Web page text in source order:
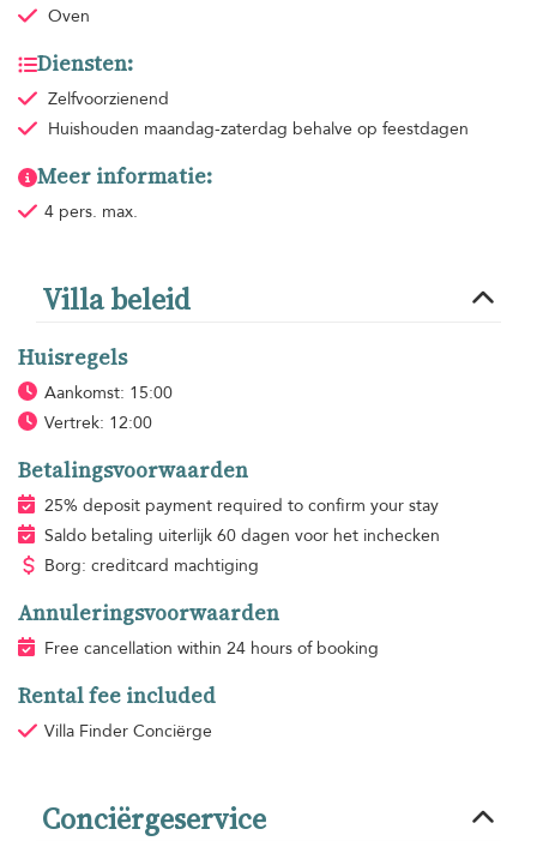
Oven
Diensten:
Zelfvoorzienend
Huishouden maandag-zaterdag behalve op feestdagen
Meer informatie:
4 pers. max.
Villa beleid
Huisregels
Aankomst: 15:00
Vertrek: 12:00
Betalingsvoorwaarden
25% deposit payment required to confirm your stay
Saldo betaling uiterlijk 60 dagen voor het inchecken
Borg: creditcard machtiging
Annuleringsvoorwaarden
Free cancellation within 24 hours of booking
Rental fee included
Villa Finder Conciërge
Conciërgeservice